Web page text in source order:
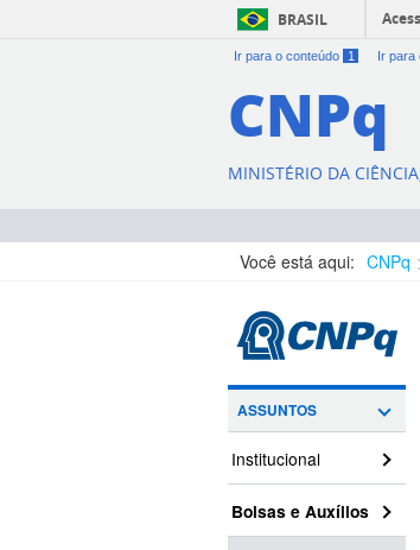
BRASIL
Ir para o conteúdo 1 Ir para
CNPq
MINISTÉRIO DA
Você está aqui: CNPq
ASSUNTOS
Institucional
Bolsas e Auxílios